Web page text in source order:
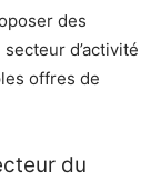
des
d’activité
offres de
du